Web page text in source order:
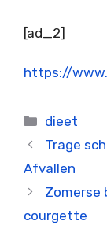
[ad_2]
https://
dieet
Trage
Afvallen
Zomerse
courgette